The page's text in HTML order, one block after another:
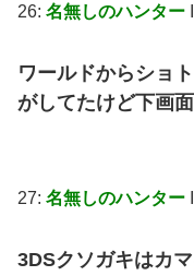
26: 名無しのハンター
ワールドからショ
がしてたけど下画
27: 名無しのハンター
3DSクソガキはカ